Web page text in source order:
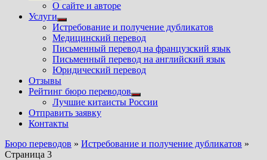
Показать
подменю
О сайте и авторе
Услуги
Показать
подменю
Истребование и получение дубликатов
Медицинский перевод
Письменный перевод на французский язык
Письменный перевод на английский язык
Юридический перевод
Отзывы
Рейтинг бюро переводов
Показать
подменю
Лучшие китаисты России
Отправить заявку
Контакты
Бюро переводов » Истребование и получение дубликатов »
Страница 3